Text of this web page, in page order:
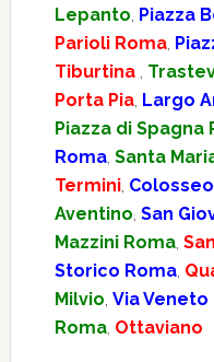
Lepanto, Piazza
Parioli Roma,
Tiburtina ,
Porta Pia, Largo
Piazza di Spagna
Roma, Santa
Termini, Colosseo
Aventino, San
Mazzini Roma,
Storico Roma,
Milvio, Via Veneto
Roma, Ottaviano